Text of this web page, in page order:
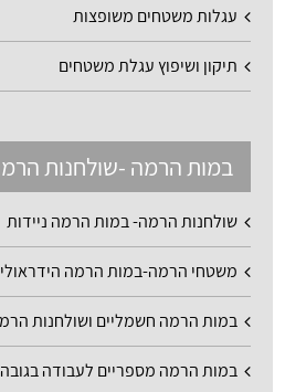
עגלות משטחים משופצות
תיקון ושיפוץ עגלת משטחים
במות הרמה -שולחנות
שולחנות הרמה- במות הרמה ניידות
משטחי הרמה-במות הרמה
במות הרמה חשמליים ושולחנות
במות הרמה מספריים לעבודה בגובה